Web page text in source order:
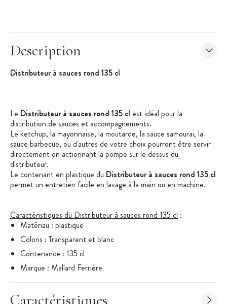
Description
Distributeur à sauces rond 135 cl
Le Distributeur à sauces rond 135 cl est idéal pour la
distribution de sauces et accompagnements.
Le ketchup, la mayonnaise, la moutarde, la sauce samourai, la
sauce barbecue, ou d'autres de votre choix pourront être servir
directement en actionnant la pompe sur le dessus du
distributeur.
Le contenant en plastique du Distributeur à sauces rond 135 cl
permet un entretien facile en lavage à la main ou en machine.
Caractéristiques du Distributeur à sauces rond 135 cl :
Matériau : plastique
Coloris : Transparent et blanc
Contenance : 135 cl
Marque : Mallard Ferrière
Caractéristiques